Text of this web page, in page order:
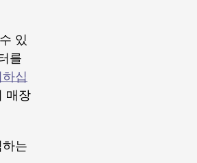
있
를
십
매장
는